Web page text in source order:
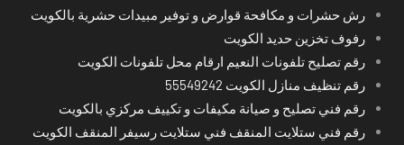
رش حشرات و مكافحة قوارض و توفير مبيدات حشرية بالكويت
رفوف تخزين حديد الكويت
رقم تصليح تلفونات النعيم ارقام محل تلفونات الكويت
رقم تنظيف منازل الكويت 55549242
رقم فني تصليح و صيانة مكيفات و تكييف مركزي بالكويت
رقم فني ستلايت المنقف فني ستلايت رسيفر المنقف الكويت